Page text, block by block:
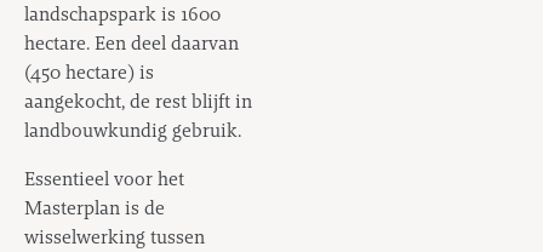
landschapspark is 1600
hectare. Een deel daarvan
(450 hectare) is
aangekocht, de rest blijft in
landbouwkundig gebruik.
Essentieel voor het
Masterplan is de
wisselwerking tussen